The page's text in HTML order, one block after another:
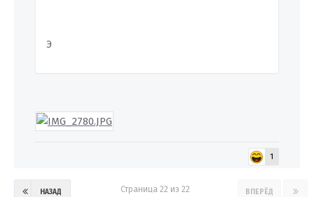
Э
1
НАЗАД ВПЕРЁД
Страница 22 из 22